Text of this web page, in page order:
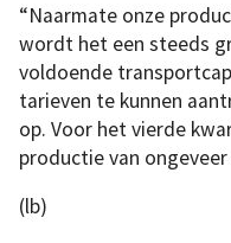
“Naarmate onze
wordt het een steeds
voldoende
tarieven te kunnen
op. Voor het vierde
productie van
(lb)